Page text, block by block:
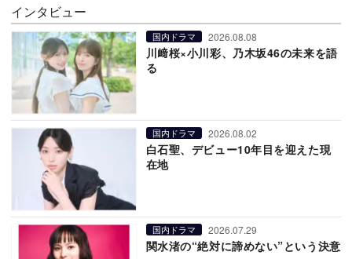
インタビュー
国内ドラマ 2026.08.08
川﨑桜×小川彩、乃木坂46の未来を語
る
国内ドラマ 2026.08.02
白石聖、デビュー10年目を迎えた現
在地
国内ドラマ 2026.07.29
関水渚の“絶対に諦めない”という決意